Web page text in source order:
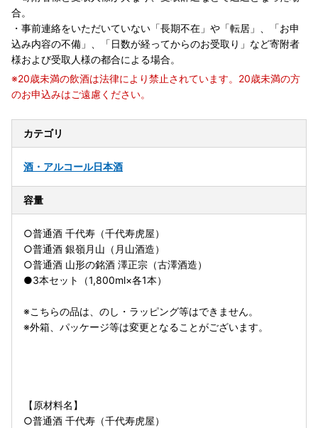
合。
・事前連絡をいただいていない「長期不在」や「転居」、「お申
込み内容の不備」、「日数が経ってからのお受取り」など寄附者
様および受取人様の都合による場合。
※20歳未満の飲酒は法律により禁止されています。20歳未満の方
のお申込みはご遠慮ください。
カテゴリ
酒・アルコール日本酒
容量
○普通酒 千代寿（千代寿虎屋）
○普通酒 銀嶺月山（月山酒造）
○普通酒 山形の銘酒 澤正宗（古澤酒造）
●3本セット（1,800ml×各1本）
※こちらの品は、のし・ラッピング等はできません。
※外箱、パッケージ等は変更となることがございます。
【原材料名】
○普通酒 千代寿（千代寿虎屋）